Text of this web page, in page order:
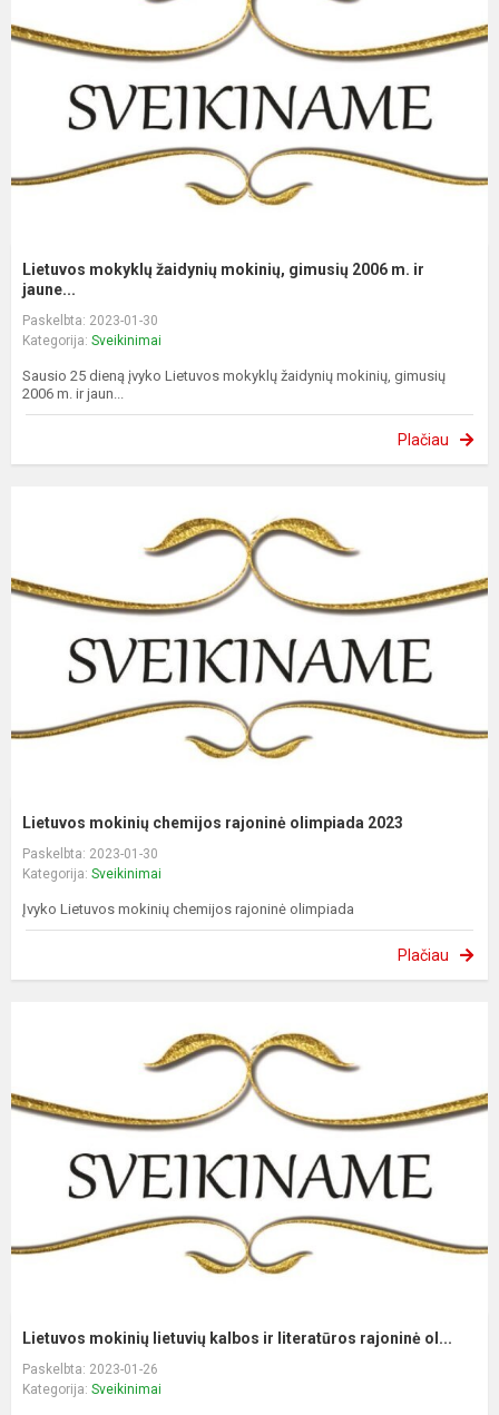
Lietuvos mokyklų žaidynių mokinių, gimusių 2006 m. ir
jaune...
Paskelbta: 2023-01-30
Kategorija: Sveikinimai
Sausio 25 dieną įvyko Lietuvos mokyklų žaidynių mokinių, gimusių
2006 m. ir jaun...
Plačiau
Lietuvos mokinių chemijos rajoninė olimpiada 2023
Paskelbta: 2023-01-30
Kategorija: Sveikinimai
Įvyko Lietuvos mokinių chemijos rajoninė olimpiada
Plačiau
Lietuvos mokinių lietuvių kalbos ir literatūros rajoninė ol...
Paskelbta: 2023-01-26
Kategorija: Sveikinimai